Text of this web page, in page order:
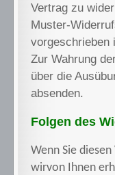
Vertrag zu
Muster-
vorgeschrieben
Zur Wahrung
über die
absenden.
Folgen des
Wenn Sie
wirvon Ihnen